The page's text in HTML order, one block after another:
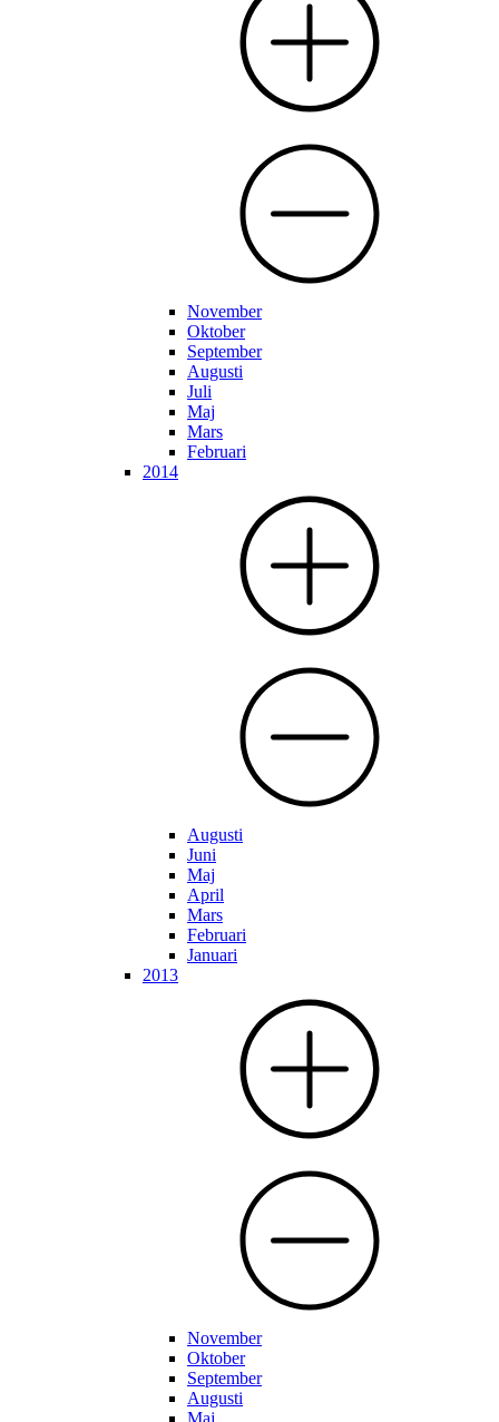
November
Oktober
September
Augusti
Juli
Maj
Mars
Februari
2014
Augusti
Juni
Maj
April
Mars
Februari
Januari
2013
November
Oktober
September
Augusti
Maj